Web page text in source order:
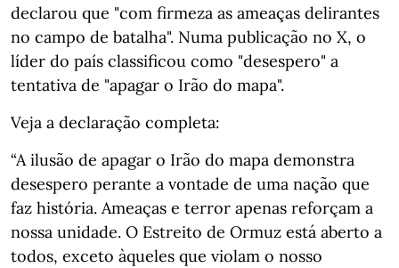
declarou que "com firmeza as ameaças delirantes
no campo de batalha". Numa publicação no X, o
líder do país classificou como "desespero" a
tentativa de "apagar o Irão do mapa".
Veja a declaração completa:
“A ilusão de apagar o Irão do mapa demonstra
desespero perante a vontade de uma nação que
faz história. Ameaças e terror apenas reforçam a
nossa unidade. O Estreito de Ormuz está aberto a
todos, exceto àqueles que violam o nosso